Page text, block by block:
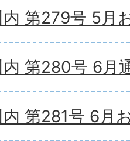
内 第279号 5月
内 第280号 6月
内 第281号 6月